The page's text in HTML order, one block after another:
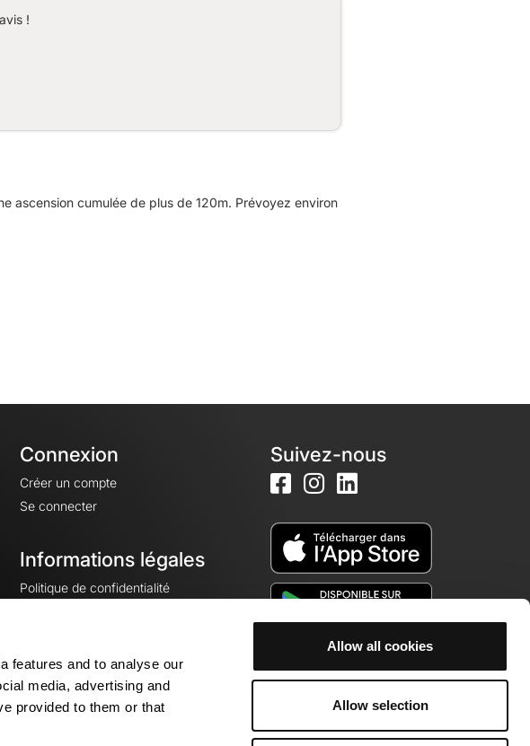
features and to analyse our
media, advertising and
provided to them or that
Allow all cookies
Allow selection
!
ascension cumulée de plus de 120m. Prévoyez environ
Connexion
Créer un compte
Se connecter
Informations légales
Politique de confidentialité
Mentions légales
Paramètres des cookies
Suivez-nous